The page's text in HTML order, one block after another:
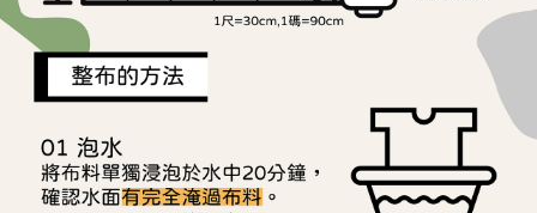
【注意事項】
１．透過由恩沛科技股份有限公司提供之「AFTEE先享後付」服務完成之交
易，需依本服務之必要範圍內提供個人資料，並將交易相關給付款項請求債
權轉讓予恩沛科技股份有限公司。
https://aftee.tw/terms/#terms3
３．未成年的使用者請事先徵得法定代理人或監護人之同意方可使用
「AFTEE先享後付」，若未經同意申辦者引起之損失，本公司不負相關責
任。